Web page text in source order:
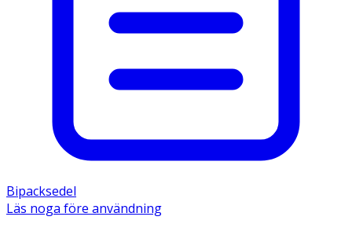
Bipacksedel
Läs noga före användning